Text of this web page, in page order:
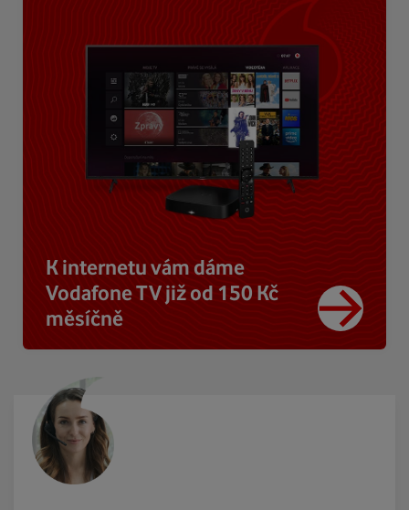
K internetu vám dáme
Vodafone TV již od 150 Kč
měsíčně